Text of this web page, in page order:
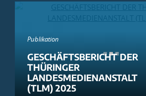
Publikation
GESCHÄFTSBERICHT DER
THÜRINGER
LANDESMEDIENANSTALT
(TLM) 2025